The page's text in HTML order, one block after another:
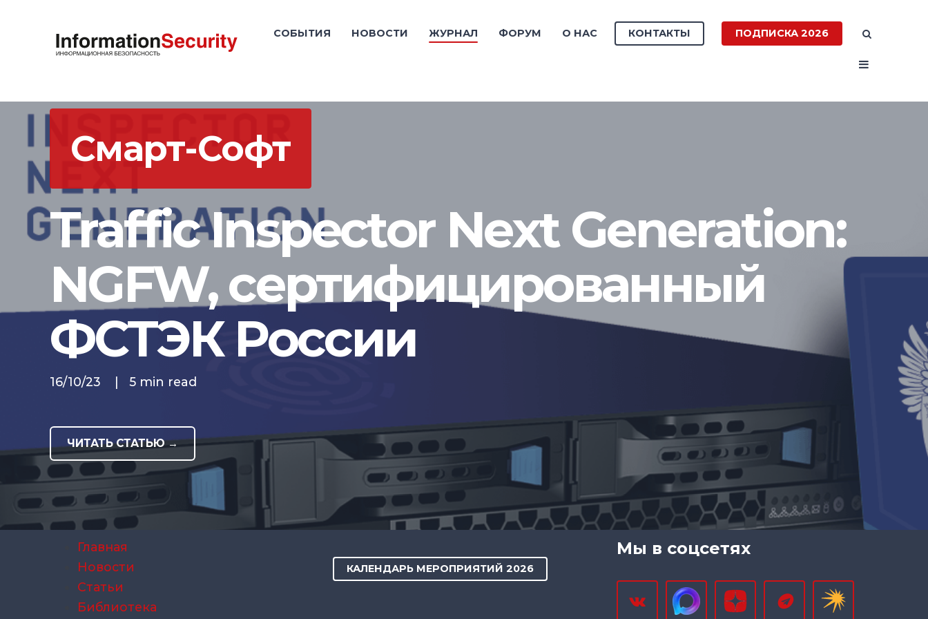
СОБЫТИЯ НОВОСТИ ЖУРНАЛ ФОРУМ О НАС КОНТАКТЫ ПОДПИСКА 2026
Смарт-Софт
Traffic Inspector Next Generation:
NGFW, сертифицированный
ФСТЭК России
16/10/23 5 min read
ЧИТАТЬ СТАТЬЮ →
Главная
Новости
Статьи
Библиотека
КАЛЕНДАРЬ МЕРОПРИЯТИЙ 2026
Мы в соцсетях